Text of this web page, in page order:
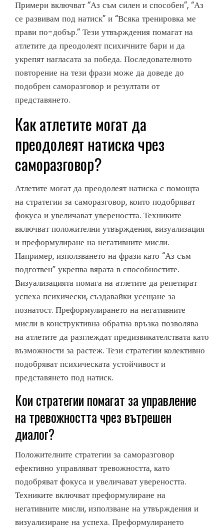
Примери включват “Аз съм силен и способен”, “Аз
се развивам под натиск” и “Всяка тренировка ме
прави по-добър.” Тези утвърждения помагат на
атлетите да преодолеят психичните бари и да
укрепят нагласата за победа. Последователното
повторение на тези фрази може да доведе до
подобрен саморазговор и резултати от
представянето.
Как атлетите могат да
преодолеят натиска чрез
саморазговор?
Атлетите могат да преодолеят натиска с помощта
на стратегии за саморазговор, които подобряват
фокуса и увеличават увереността. Техниките
включват положителни утвърждения, визуализация
и преформулиране на негативните мисли.
Например, използването на фрази като “Аз съм
подготвен” укрепва вярата в способностите.
Визуализацията помага на атлетите да репетират
успеха психически, създавайки усещане за
познатост. Преформулирането на негативните
мисли в конструктивна обратна връзка позволява
на атлетите да разглеждат предизвикателствата като
възможности за растеж. Тези стратегии колективно
подобряват психическата устойчивост и
представянето под натиск.
Кои стратегии помагат за управление
на тревожността чрез вътрешен
диалог?
Положителните стратегии за саморазговор
ефективно управляват тревожността, като
подобряват фокуса и увеличават увереността.
Техниките включват преформулиране на
негативните мисли, използване на утвърждения и
визуализиране на успеха. Преформулирането